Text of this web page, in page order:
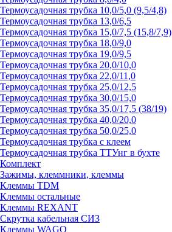
Термоусадочная трубка 10,0/5,0 (9,5/4,8)
Термоусадочная трубка 13,0/6,5
Термоусадочная трубка 15,0/7,5 (15,8/7,9)
Термоусадочная трубка 18,0/9,0
Термоусадочная трубка 19,0/9,5
Термоусадочная трубка 20,0/10,0
Термоусадочная трубка 22,0/11,0
Термоусадочная трубка 25,0/12,5
Термоусадочная трубка 30,0/15,0
Термоусадочная трубка 35,0/17,5 (38/19)
Термоусадочная трубка 40,0/20,0
Термоусадочная трубка 50,0/25,0
Термоусадочная трубка с клеем
Термоусадочная трубка ТТУнг в бухте
Комплект
Зажимы, клеммники, клеммы
Клеммы TDM
Клеммы остальные
Клеммы REXANT
Скрутка кабельная СИЗ
Клеммы WAGO